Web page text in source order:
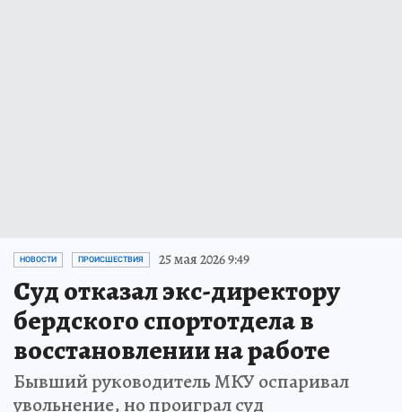
НОВОСТИ ПРОИСШЕСТВИЯ 25 мая 2026 9:49
Суд отказал экс-директору
бердского спортотдела в
восстановлении на работе
Бывший руководитель МКУ оспаривал
увольнение, но проиграл суд